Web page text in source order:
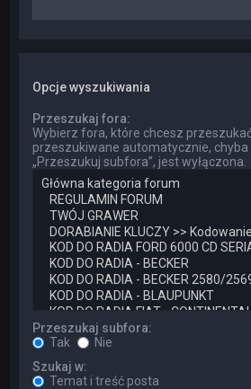
Opcje wyszukiwania
Przeszukaj fora:
Wybierz fora, które chcesz
przeszukiwane automatycznie, chyba
„Przeszukuj subfora”, jest wyłączona.
Przeszukaj subfora:
Tak
Nie
Szukaj w:
Temat i treść posta